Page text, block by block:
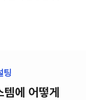
팅
에 어떻게